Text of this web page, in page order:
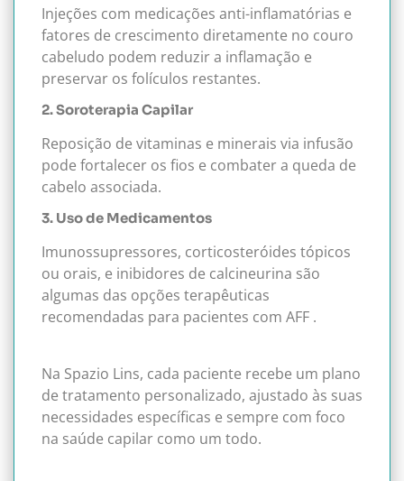
Injeções com medicações anti-inflamatórias e
fatores de crescimento diretamente no couro
cabeludo podem reduzir a inflamação e
preservar os folículos restantes.
2. Soroterapia Capilar
Reposição de vitaminas e minerais via infusão
pode fortalecer os fios e combater a queda de
cabelo associada.
3. Uso de Medicamentos
Imunossupressores, corticosteróides tópicos
ou orais, e inibidores de calcineurina são
algumas das opções terapêuticas
recomendadas para pacientes com AFF .
Na Spazio Lins, cada paciente recebe um plano
de tratamento personalizado, ajustado às suas
necessidades específicas e sempre com foco
na saúde capilar como um todo.